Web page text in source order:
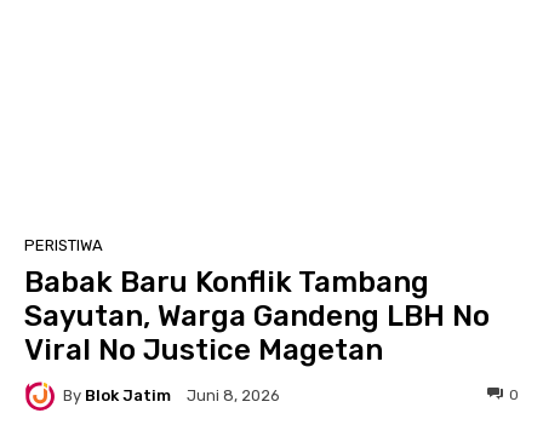
PERISTIWA
Babak Baru Konflik Tambang
Sayutan, Warga Gandeng LBH No
Viral No Justice Magetan
By Blok Jatim Juni 8, 2026 0